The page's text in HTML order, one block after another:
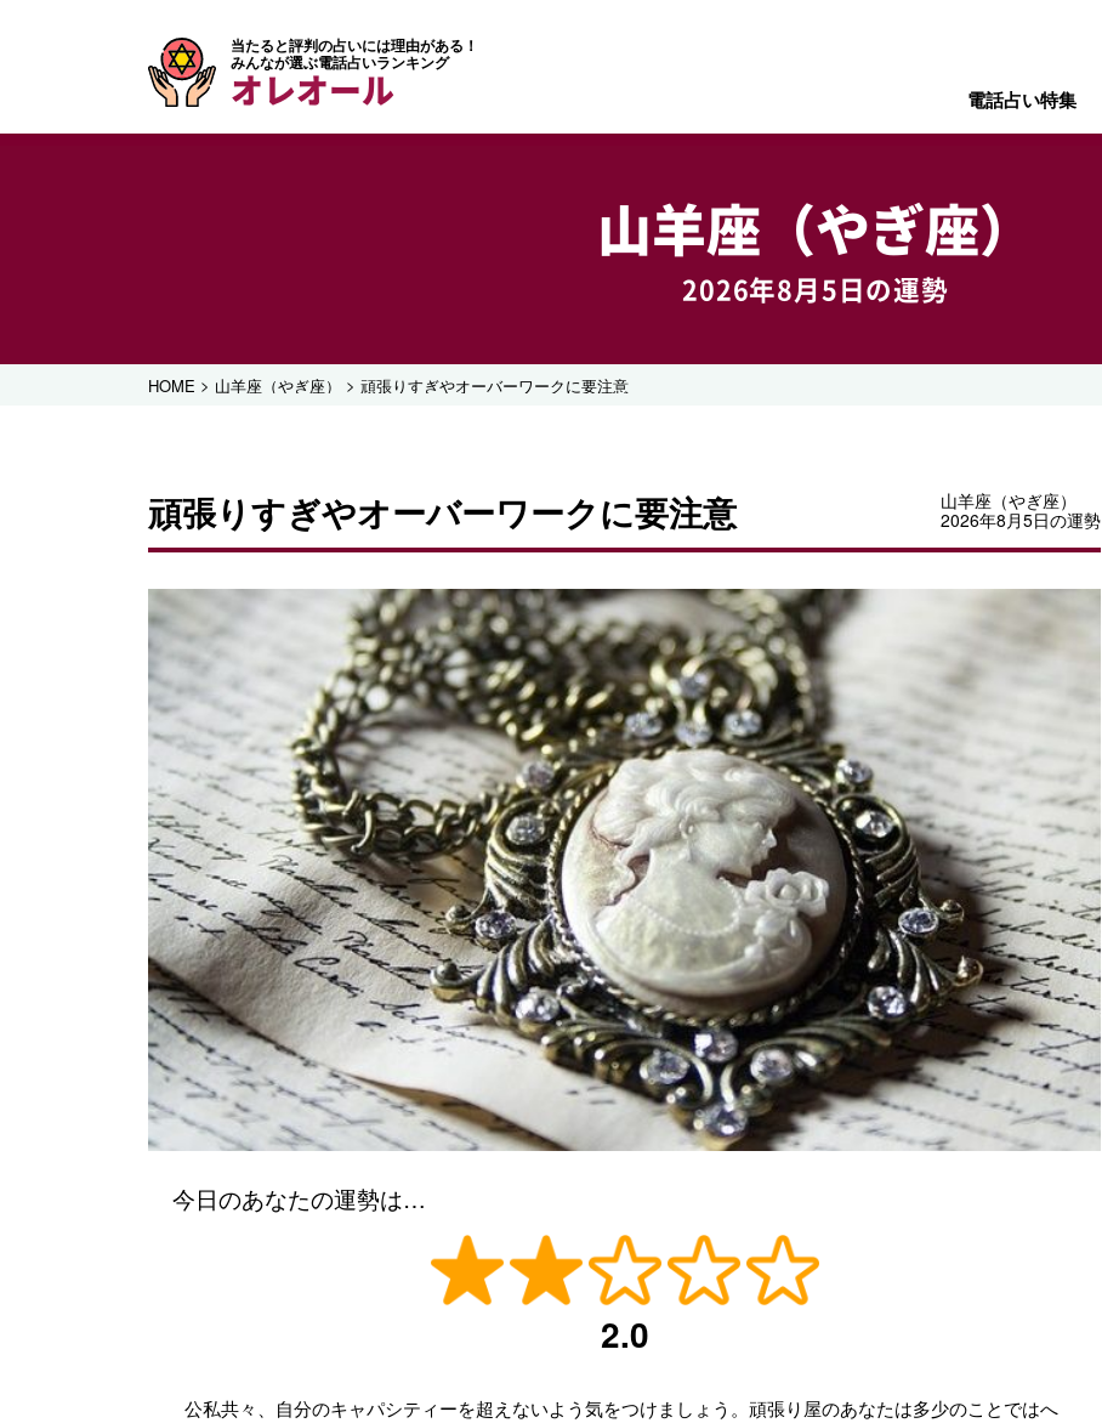
当たると評判の占いには理由がある！
みんなが選ぶ電話占いランキング
オレオール 電話占い特集
山羊座（やぎ座）
2026年8月5日の運勢
HOME > 山羊座（やぎ座） > 頑張りすぎやオーバーワークに要注意
頑張りすぎやオーバーワークに要注意
山羊座（やぎ座）
2026年8月5日の運勢
今日のあなたの運勢は…
2.0
公私共々、自分のキャパシティーを超えないよう気をつけましょう。頑張り屋のあなたは多少のことではへ